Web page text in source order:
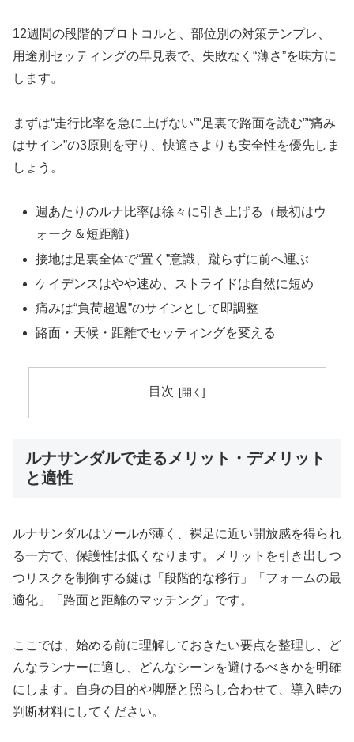
12週間の段階的プロトコルと、部位別の対策テンプレ、
用途別セッティングの早見表で、失敗なく“薄さ”を味方に
します。
まずは“走行比率を急に上げない”“足裏で路面を読む”“痛み
はサイン”の3原則を守り、快適さよりも安全性を優先しま
しょう。
週あたりのルナ比率は徐々に引き上げる（最初はウ
ォーク＆短距離）
接地は足裏全体で“置く”意識、蹴らずに前へ運ぶ
ケイデンスはやや速め、ストライドは自然に短め
痛みは“負荷超過”のサインとして即調整
路面・天候・距離でセッティングを変える
目次
ルナサンダルで走るメリット・デメリット
と適性
ルナサンダルはソールが薄く、裸足に近い開放感を得られ
る一方で、保護性は低くなります。メリットを引き出しつ
つリスクを制御する鍵は「段階的な移行」「フォームの最
適化」「路面と距離のマッチング」です。
ここでは、始める前に理解しておきたい要点を整理し、ど
んなランナーに適し、どんなシーンを避けるべきかを明確
にします。自身の目的や脚歴と照らし合わせて、導入時の
判断材料にしてください。